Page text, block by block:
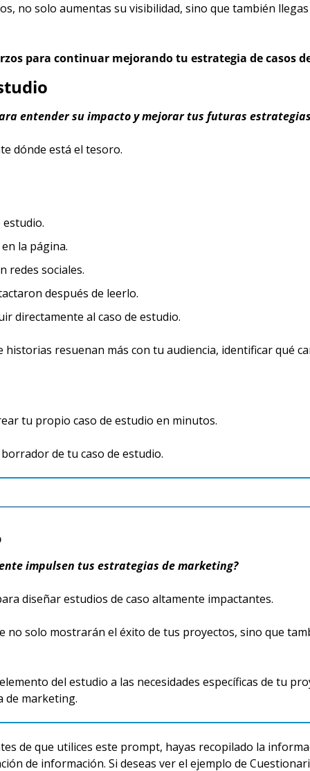
no solo aumentas su visibilidad, sino que también
para continuar mejorando tu estrategia de casos
entender su impacto y mejorar tus futuras
dónde está el tesoro.
estudio.
la página.
redes sociales.
después de leerlo.
directamente al caso de estudio.
resuenan más con tu audiencia, identificar qué
tu propio caso de estudio en minutos.
de tu caso de estudio.
impulsen tus estrategias de marketing?
diseñar estudios de caso altamente impactantes.
no solo mostrarán el éxito de tus proyectos, sino que
del estudio a las necesidades específicas de tu
de marketing.
de que utilices este prompt, hayas recopilado la
de información. Si deseas ver el ejemplo de